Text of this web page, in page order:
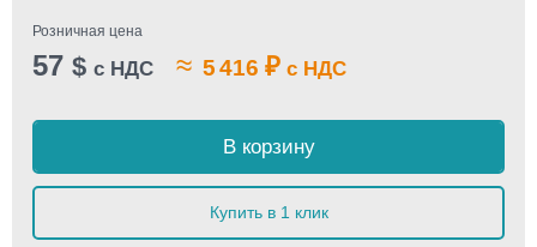
Розничная цена
57 $ с НДС ≈ 5 416 ₽ с НДС
В корзину
Купить в 1 клик